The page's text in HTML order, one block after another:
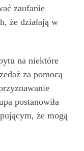
zaufanie
że działają w
na niektóre
za pomocą
postanowiła
że mogą